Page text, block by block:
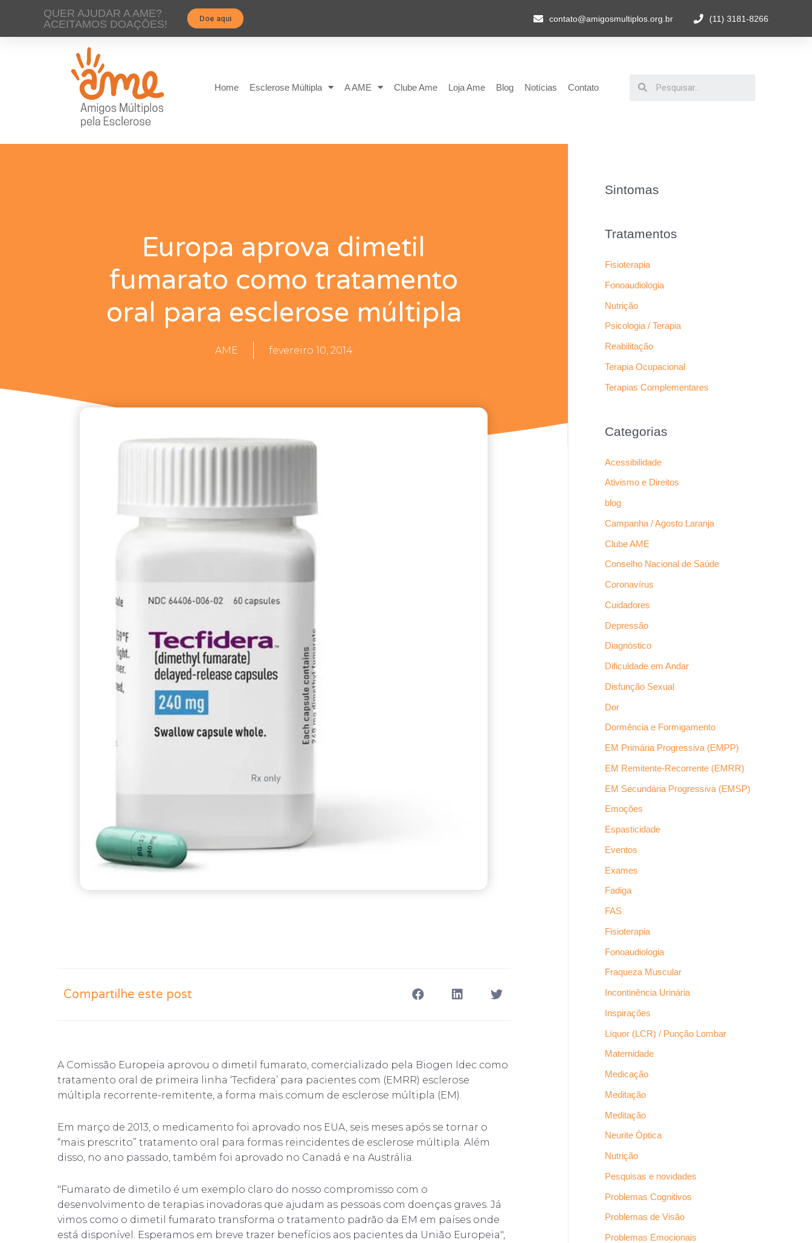
QUER AJUDAR A AME?
ACEITAMOS DOAÇÕES!
Doe aqui contato@amigosmultiplos.org.br (11) 3181-8266
Home Esclerose Múltipla A AME Clube Ame Loja Ame Blog Notícias Contato
Europa aprova dimetil
fumarato como tratamento
oral para esclerose múltipla
AME fevereiro 10, 2014
Compartilhe este post
A Comissão Europeia aprovou o dimetil fumarato, comercializado pela Biogen Idec como
tratamento oral de primeira linha ‘Tecfidera’ para pacientes com (EMRR) esclerose
múltipla recorrente-remitente, a forma mais comum de esclerose múltipla (EM).
Em março de 2013, o medicamento foi aprovado nos EUA, seis meses após se tornar o
“mais prescrito” tratamento oral para formas reincidentes de esclerose múltipla. Além
disso, no ano passado, também foi aprovado no Canadá e na Austrália.
"Fumarato de dimetilo é um exemplo claro do nosso compromisso com o
desenvolvimento de terapias inovadoras que ajudam as pessoas com doenças graves. Já
vimos como o dimetil fumarato transforma o tratamento padrão da EM em países onde
está disponível. Esperamos em breve trazer benefícios aos pacientes da União Europeia",
Sintomas
Tratamentos
Fisioterapia
Fonoaudiologia
Nutrição
Psicologia / Terapia
Reabilitação
Terapia Ocupacional
Terapias Complementares
Categorias
Acessibilidade
Ativismo e Direitos
blog
Campanha / Agosto Laranja
Clube AME
Conselho Nacional de Saúde
Coronavírus
Cuidadores
Depressão
Diagnóstico
Dificuldade em Andar
Disfunção Sexual
Dor
Dormência e Formigamento
EM Primária Progressiva (EMPP)
EM Remitente-Recorrente (EMRR)
EM Secundária Progressiva (EMSP)
Emoções
Espasticidade
Eventos
Exames
Fadiga
FAS
Fisioterapia
Fonoaudiologia
Fraqueza Muscular
Incontinência Urinária
Inspirações
Líquor (LCR) / Punção Lombar
Maternidade
Medicação
Meditação
Meditação
Neurite Óptica
Nutrição
Pesquisas e novidades
Problemas Cognitivos
Problemas de Visão
Problemas Emocionais